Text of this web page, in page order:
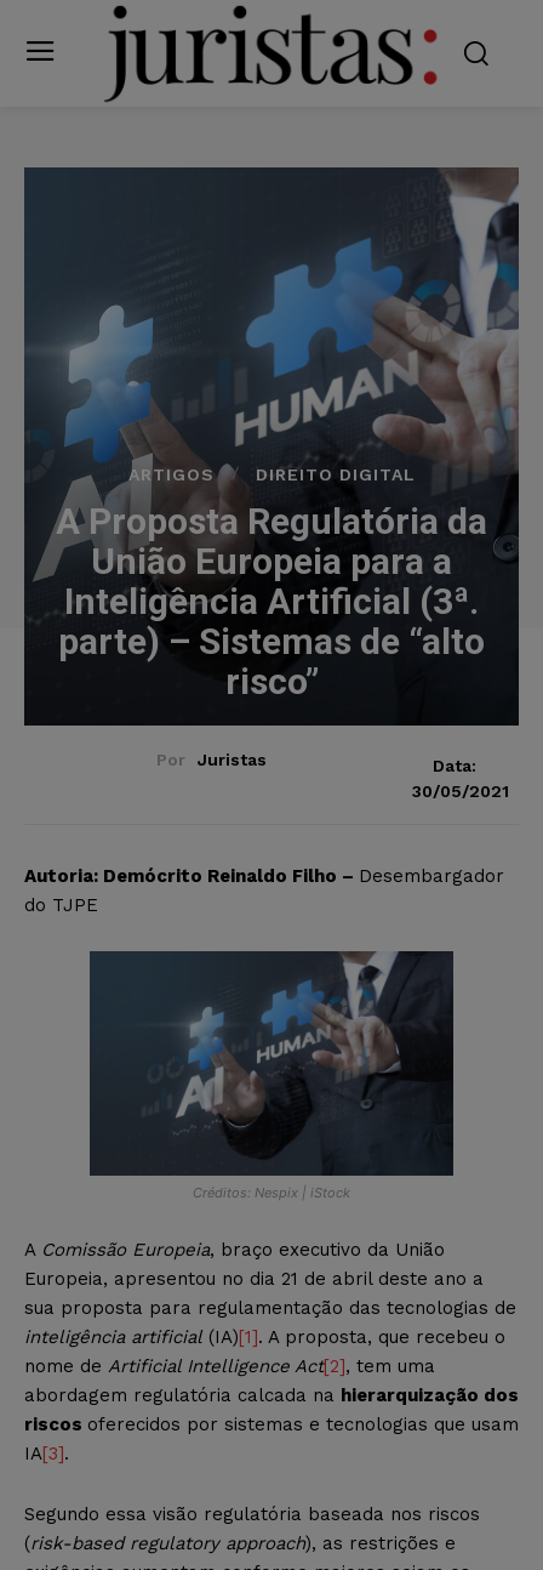
ARTIGOS DIREITO DIGITAL
A Proposta Regulatória da
União Europeia para a
Inteligência Artificial (3ª.
parte) – Sistemas de “alto
risco”
Por Juristas
Data:
30/05/2021
Autoria: Demócrito Reinaldo Filho – Desembargador
do TJPE
Créditos: Nespix | iStock
A Comissão Europeia, braço executivo da União
Europeia, apresentou no dia 21 de abril deste ano a
sua proposta para regulamentação das tecnologias de
inteligência artificial (IA)[1]. A proposta, que recebeu o
nome de Artificial Intelligence Act[2], tem uma
abordagem regulatória calcada na hierarquização dos
riscos oferecidos por sistemas e tecnologias que usam
IA[3].
Segundo essa visão regulatória baseada nos riscos
(risk-based regulatory approach), as restrições e